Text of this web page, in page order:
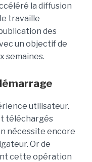
la diffusion
travaille
des
un objectif de
semaines.
utilisateur.
téléchargés
nécessite encore
Or de
cette opération